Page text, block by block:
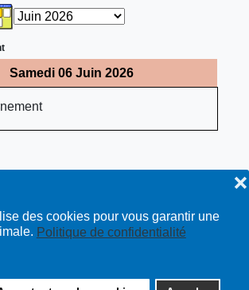
des cookies pour vous garantir une
Politique de confidentialité
❌
Samedi 06 Juin 2026
cossonay.ch - tous droits réservés | site :